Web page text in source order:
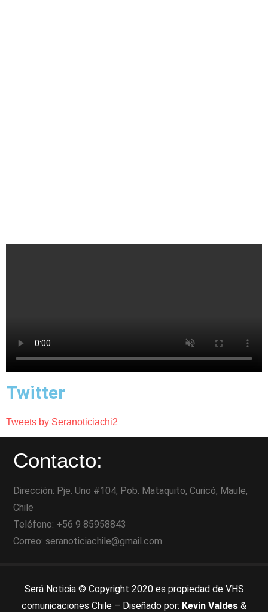
Twitter
Tweets by Seranoticiachi2
Contacto:
Dirección: Pje. Uno #104, Pob. Mataquito, Curicó, Maule,
Chile
Teléfono: +56 9 85958843
Correo: seranoticiachile@gmail.com
Será Noticia © Copyright 2020 es propiedad de VHS
comunicaciones Chile – Diseñado por: Kevin Valdes &